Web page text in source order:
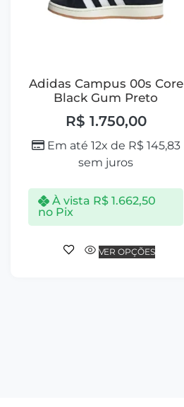
Adidas Campus 00s Core
Black Gum Preto
R$ 1.750,00
Em até 12x de R$ 145,83
sem juros
À vista R$1.662,50
no Pix
VER OPÇÕES